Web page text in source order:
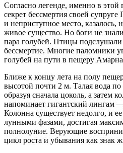
Согласно легенде, именно в
секрет бессмертия своей
и неприступное место, казалось,
живое существо. Но боги не
пара голубей. Птицы подслушали
бессмертие. Многие паломники
голубей на пути в пещеру
Ближе к концу лета на полу
высотой почти 2 м. Талая вода по
образуя сначала цоколь, а затем
напоминает гигантский
Колонна существует недолго, и
лунными фазами, достигая
полнолуние. Верующие
цикл роста и убывания как знак